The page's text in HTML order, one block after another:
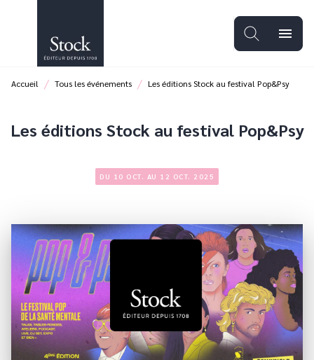
PIED DE PAGE
menu
Accueil / Tous les événements / Les éditions Stock au festival Pop&Psy
Les éditions Stock au festival Pop&Psy
DU 10 OCT. AU 12 OCT. 2025